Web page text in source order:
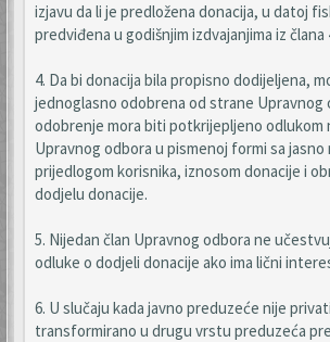
izjavu da li je predložena donacija, u datoj
predviđena u godišnjim izdvajanjima iz člana
4. Da bi donacija bila propisno dodijeljena,
jednoglasno odobrena od strane Upravnog
odobrenje mora biti potkrijepljeno odlukom
Upravnog odbora u pismenoj formi sa jasno
prijedlogom korisnika, iznosom donacije i
dodjelu donacije.
5. Nijedan član Upravnog odbora ne
odluke o dodjeli donacije ako ima lični
6. U slučaju kada javno preduzeće nije
transformirano u drugu vrstu preduzeća